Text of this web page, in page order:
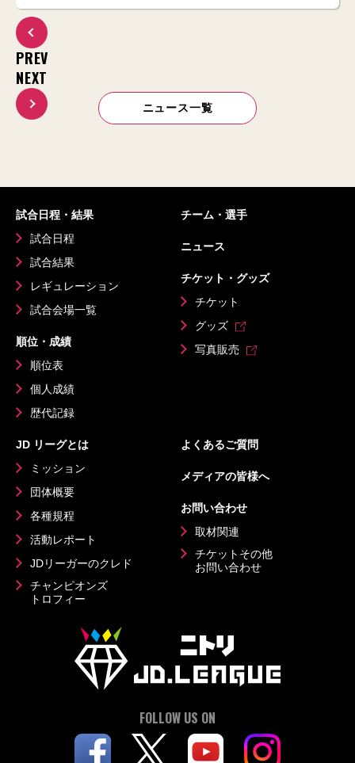
PREV
ニュース一覧
NEXT
試合日程・結果
試合日程
試合結果
レギュレーション
試合会場一覧
順位・成績
順位表
個人成績
歴代記録
チーム・選手
ニュース
チケット・グッズ
チケット
グッズ
写真販売
JD リーグとは
ミッション
団体概要
各種規程
活動レポート
JDリーガーのクレド
チャンピオンズ
トロフィー
よくあるご質問
メディアの皆様へ
お問い合わせ
取材関連
チケットその他
お問い合わせ
FOLLOW US ON